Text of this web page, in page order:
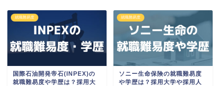
就職難易度
国際石油開発帝石(INPEX)の
就職難易度や学歴は？採用大
就職難易度
ソニー生命保険の就職難易度
や学歴は？採用大学や採用人